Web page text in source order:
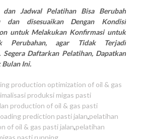
Jadwal Pelatihan Bisa Berubah
dan disesuaikan Dengan Kondisi
untuk Melakukan Konfirmasi untuk
Perubahan, agar Tidak Terjadi
Daftarkan Pelatihan, Dapatkan
Ini.
production optimization of oil & gas
produksi migas pasti
production of oil & gas pasti
prediction pasti jalan,pelatihan
of oil & gas pasti jalan,pelatihan